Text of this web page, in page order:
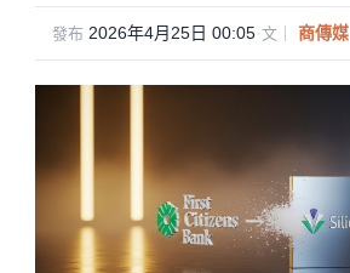
發布 2026年4月25日 00:05·文｜ 商傳媒